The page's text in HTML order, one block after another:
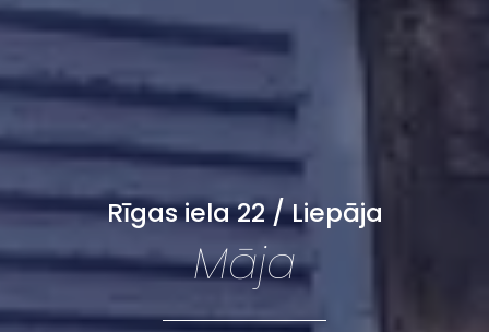
Rīgas iela 22 / Liepāja
Māja